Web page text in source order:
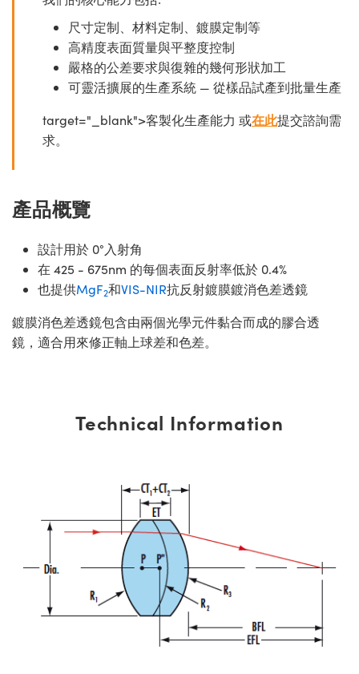
尺寸定制、材料定制、鍍膜定制等
高精度表面質量與平整度控制
嚴格的公差要求與復雜的幾何形狀加工
可靈活擴展的生產系統 — 從樣品試產到批量生產
target="_blank">客製化生產能力 或在此提交諮詢需
求。
產品概覽
設計用於 0°入射角
在 425 - 675nm 的每個表面反射率低於 0.4%
也提供MgF2和VIS-NIR抗反射鍍膜鍍消色差透鏡
鍍膜消色差透鏡包含由兩個光學元件黏合而成的膠合透
鏡，適合用來修正軸上球差和色差。
Technical Information